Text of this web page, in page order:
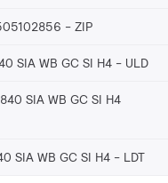
ZIP
SIA WB GC SI H4 ULD
SIA WB GC SI H4
SIA WB GC SI H4 LDT